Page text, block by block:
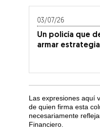
03/07/26
Un policía que
armar
Las expresiones aquí
de quien firma esta
necesariamente
Financiero.